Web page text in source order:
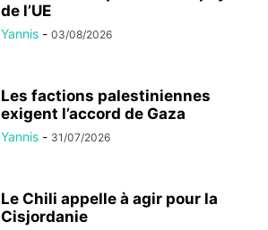
de l’UE
Yannis - 03/08/2026
Les factions palestiniennes
exigent l’accord de Gaza
Yannis - 31/07/2026
Le Chili appelle à agir pour la
Cisjordanie